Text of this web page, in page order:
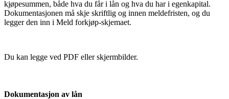
kjøpesummen, både hva du får i lån og hva du har i egenkapital.
Dokumentasjonen må skje skriftlig og innen meldefristen, og du
legger den inn i Meld forkjøp-skjemaet.
Du kan legge ved PDF eller skjermbilder.
Dokumentasjon av lån